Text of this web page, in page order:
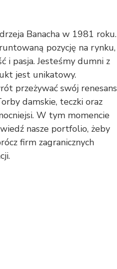
Banacha w 1981 roku.
pozycję na rynku,
i pasja. Jesteśmy dumni z
jest unikatowy.
przeżywać swój renesans
damskie, teczki oraz
W tym momencie
nasze portfolio, żeby
firm zagranicznych